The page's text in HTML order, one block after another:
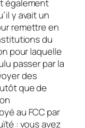
également
y avait un
remettre en
du
pour laquelle
passer par la
des
que de
au FCC par
: vous avez